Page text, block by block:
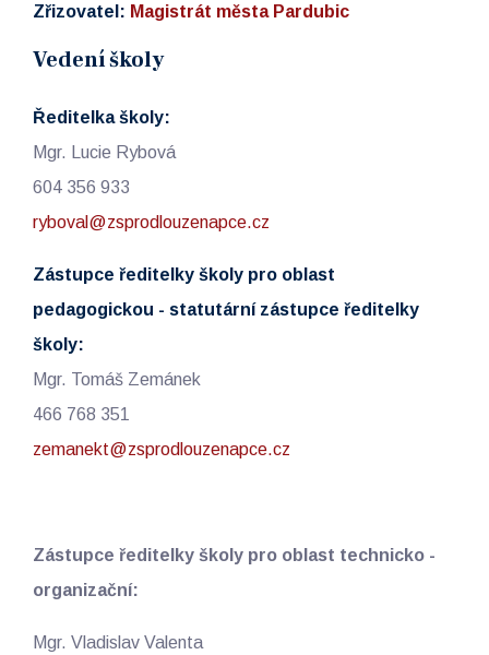
Zřizovatel: Magistrát města Pardubic
Vedení školy
Ředitelka školy:
Mgr. Lucie Rybová
604 356 933
ryboval@zsprodlouzenapce.cz
Zástupce ředitelky školy pro oblast
pedagogickou - statutární zástupce ředitelky
školy:
Mgr. Tomáš Zemánek
466 768 351
zemanekt@zsprodlouzenapce.cz
Zástupce ředitelky školy pro oblast technicko -
organizační:
Mgr. Vladislav Valenta